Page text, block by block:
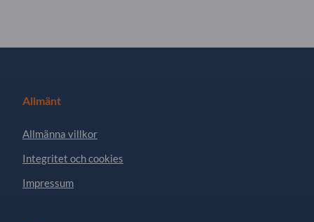
Allmänt
Allmänna villkor
Integritet och cookies
Impressum